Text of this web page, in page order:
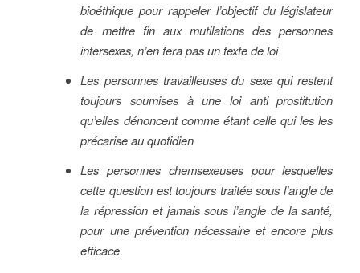
bioéthique pour rappeler l’objectif du législateur
de mettre fin aux mutilations des personnes
intersexes, n’en fera pas un texte de loi
Les personnes travailleuses du sexe qui restent
toujours soumises à une loi anti prostitution
qu’elles dénoncent comme étant celle qui les les
précarise au quotidien
Les personnes chemsexeuses pour lesquelles
cette question est toujours traitée sous l’angle de
la répression et jamais sous l’angle de la santé,
pour une prévention nécessaire et encore plus
efficace.